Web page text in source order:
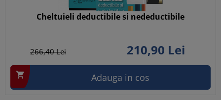
Cheltuieli deductibile si nedeductibile
266,40Lei 210,90 Lei
 Adauga in cos